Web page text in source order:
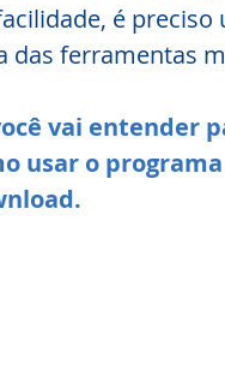
é
das ferramentas
vai entender
usar o